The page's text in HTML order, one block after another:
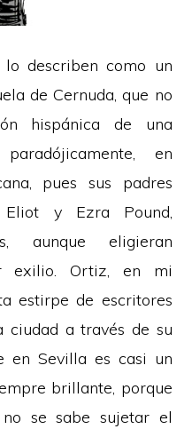
describen como un
de Cernuda, que no
hispánica de una
en
pues sus padres
Eliot y Ezra Pound,
aunque eligieran
exilio. Ortiz, en mi
estirpe de escritores
ciudad a través de su
en Sevilla es casi un
brillante, porque
no se sabe sujetar el